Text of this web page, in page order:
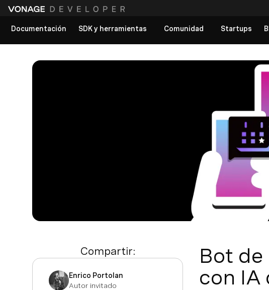
Documentación
SDK y herramientas Comunidad Startups
Compartir:
Enrico Portolan
Autor invitado
Bot
con IA